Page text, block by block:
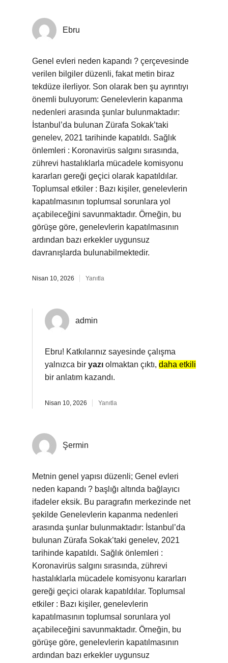
Ebru
Genel evleri neden kapandı ? çerçevesinde
verilen bilgiler düzenli, fakat metin biraz
tekdüze ilerliyor. Son olarak ben şu ayrıntıyı
önemli buluyorum: Genelevlerin kapanma
nedenleri arasında şunlar bulunmaktadır:
İstanbul’da bulunan Zürafa Sokak’taki
genelev, 2021 tarihinde kapatıldı. Sağlık
önlemleri : Koronavirüs salgını sırasında,
zührevi hastalıklarla mücadele komisyonu
kararları gereği geçici olarak kapatıldılar.
Toplumsal etkiler : Bazı kişiler, genelevlerin
kapatılmasının toplumsal sorunlara yol
açabileceğini savunmaktadır. Örneğin, bu
görüşe göre, genelevlerin kapatılmasının
ardından bazı erkekler uygunsuz
davranışlarda bulunabilmektedir.
Nisan 10, 2026 Yanıtla
admin
Ebru! Katkılarınız sayesinde çalışma
yalnızca bir yazı olmaktan çıktı, daha etkili
bir anlatım kazandı.
Nisan 10, 2026 Yanıtla
Şermin
Metnin genel yapısı düzenli; Genel evleri
neden kapandı ? başlığı altında bağlayıcı
ifadeler eksik. Bu paragrafın merkezinde net
şekilde Genelevlerin kapanma nedenleri
arasında şunlar bulunmaktadır: İstanbul’da
bulunan Zürafa Sokak’taki genelev, 2021
tarihinde kapatıldı. Sağlık önlemleri :
Koronavirüs salgını sırasında, zührevi
hastalıklarla mücadele komisyonu kararları
gereği geçici olarak kapatıldılar. Toplumsal
etkiler : Bazı kişiler, genelevlerin
kapatılmasının toplumsal sorunlara yol
açabileceğini savunmaktadır. Örneğin, bu
görüşe göre, genelevlerin kapatılmasının
ardından bazı erkekler uygunsuz